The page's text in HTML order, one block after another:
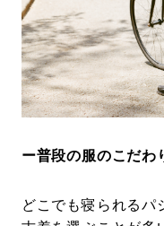
ー普段の服のこだわ
どこでも寝られるパ